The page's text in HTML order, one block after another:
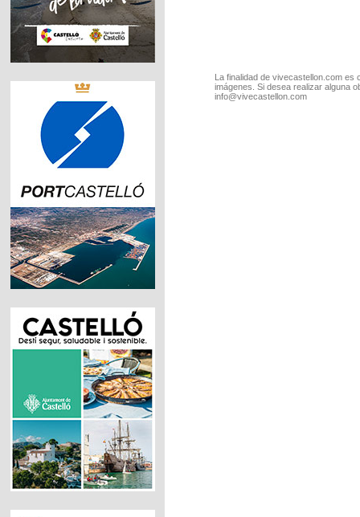
La finalidad de vivecastellon.com
imágenes. Si desea realizar alguna
info@vivecastellon.com